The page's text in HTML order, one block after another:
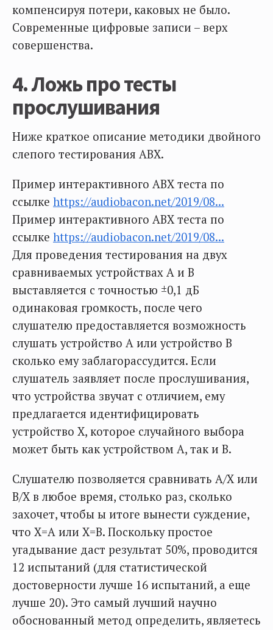
компенсируя потери, каковых не было.
Современные цифровые записи – верх
совершенства.
4. Ложь про тесты
прослушивания
Ниже краткое описание методики двойного
слепого тестирования ABX.
Пример интерактивного ABX теста по
ссылке https://audiobacon.net/2019/08...
Пример интерактивного ABX теста по
ссылке https://audiobacon.net/2019/08...
Для проведения тестирования на двух
сравниваемых устройствах А и В
выставляется с точностью ±0,1 дБ
одинаковая громкость, после чего
слушателю предоставляется возможность
слушать устройство А или устройство В
сколько ему заблагорассудится. Если
слушатель заявляет после прослушивания,
что устройства звучат с отличием, ему
предлагается идентифицировать
устройство Х, которое случайного выбора
может быть как устройством А, так и В.
Слушателю позволяется сравнивать А/Х или
В/Х в любое время, столько раз, сколько
захочет, чтобы ы итоге вынести суждение,
что Х=А или Х=В. Поскольку простое
угадывание даст результат 50%, проводится
12 испытаний (для статистической
достоверности лучше 16 испытаний, а еще
лучше 20). Это самый лучший научно
обоснованный метод определить, являетесь